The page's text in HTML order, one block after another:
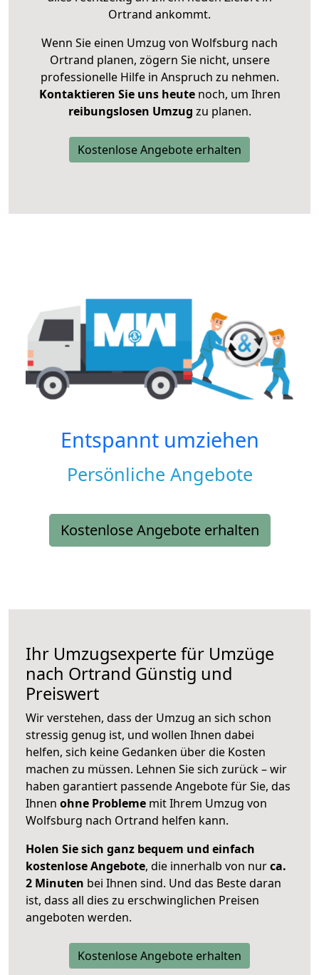
Ortrand ankommt.
Wenn Sie einen Umzug von Wolfsburg nach
Ortrand planen, zögern Sie nicht, unsere
professionelle Hilfe in Anspruch zu nehmen.
Kontaktieren Sie uns heutenoch, um Ihren
reibungslosen Umzug zu planen.
Kostenlose Angebote erhalten
Entspannt umziehen
Persönliche Angebote
Kostenlose Angebote erhalten
Ihr Umzugsexperte für Umzüge
nach Ortrand Günstig und
Preiswert
Wir verstehen, dass der Umzug an sich schon
stressig genug ist, und wollen Ihnen dabei
helfen, sich keine Gedanken über die Kosten
machen zu müssen. Lehnen Sie sich zurück – wir
haben garantiert passende Angebote für Sie, das
Ihnen ohne Probleme mit Ihrem Umzug von
Wolfsburg nach Ortrand helfen kann.
Holen Sie sich ganz bequem und einfach
kostenlose Angebote, die innerhalb von nurca.
2 Minuten bei Ihnen sind. Und das Beste daran
ist, dass all dies zu erschwinglichen Preisen
angeboten werden.
Kostenlose Angebote erhalten